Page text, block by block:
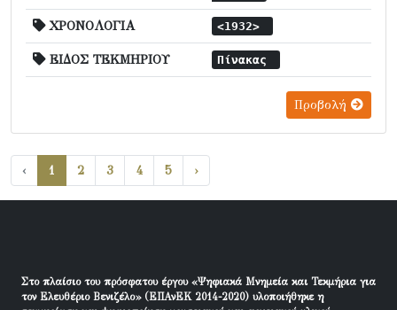
ΧΡΟΝΟΛΟΓΙΑ <1932>
ΕΙΔΟΣ ΤΕΚΜΗΡΙΟΥ Πίνακας
Προβολή
‹ 1 2 3 4 5 ›
Στο πλαίσιο του πρόσφατου έργου «Ψηφιακά Μνημεία και Τεκμήρια για
τον Ελευθέριο Βενιζέλο» (ΕΠΑνΕΚ 2014-2020) υλοποιήθηκε η